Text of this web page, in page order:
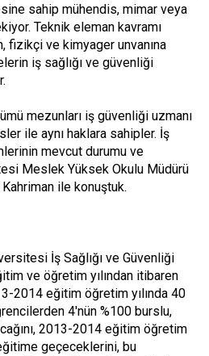
sahip mühendis, mimar veya
Teknik eleman kavramı
ve kimyager unvanına
iş sağlığı ve güvenliği
mezunları iş güvenliği uzmanı
ile aynı haklara sahipler. İş
mevcut durumu ve
Meslek Yüksek Okulu Müdürü
ile konuştuk.
İş Sağlığı ve Güvenliği
ve öğretim yılından itibaren
2014 eğitim öğretim yılında 40
4'nün %100 burslu,
2013-2014 eğitim öğretim
geçeceklerini, bu